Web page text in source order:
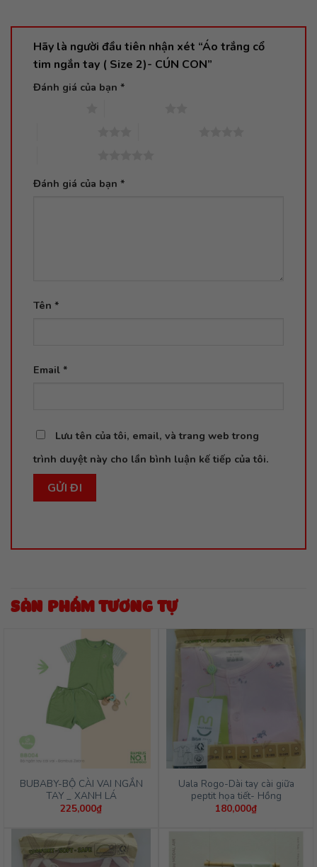
Hãy là người đầu tiên nhận xét “Áo trắng cổ
tim ngắn tay ( Size 2)- CÚN CON”
Đánh giá của bạn *
Đánh giá của bạn *
Tên *
Email *
Lưu tên của tôi, email, và trang web trong
trình duyệt này cho lần bình luận kế tiếp của tôi.
SẢN PHẨM TƯƠNG TỰ
BUBABY-BỘ CÀI VAI NGẮN
TAY _ XANH LÁ
225,000₫
Uala Rogo-Dài tay cài giữa
peptit họa tiết- Hồng
180,000₫